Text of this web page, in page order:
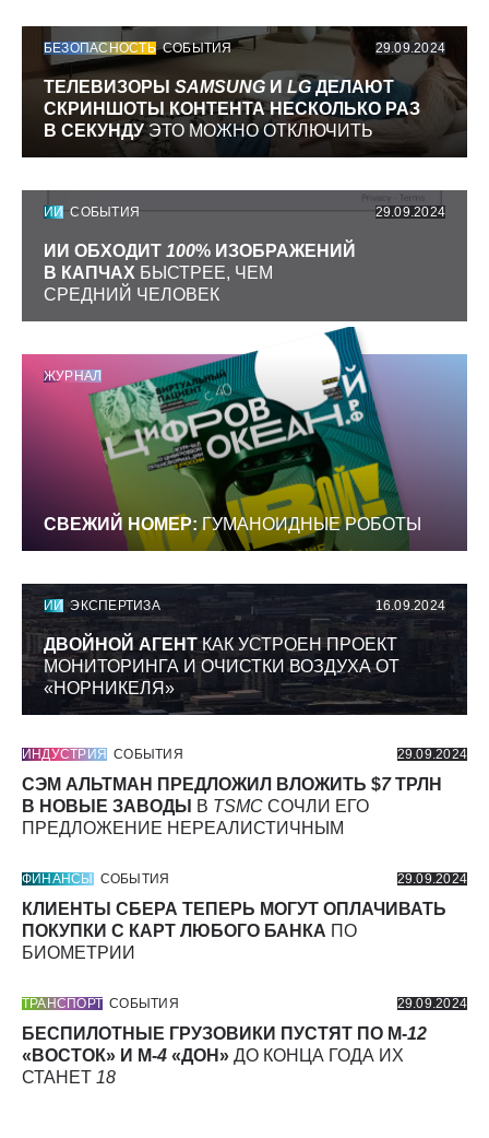
БЕЗОПАСНОСТЬ СОБЫТИЯ 29.09.2024
ТЕЛЕВИЗОРЫ SAMSUNG И LGДЕЛАЮТ
СКРИНШОТЫ КОНТЕНТА НЕСКОЛЬКО РАЗ
В СЕКУНДУЭТО МОЖНО ОТКЛЮЧИТЬ
ИИ СОБЫТИЯ 29.09.2024
ИИ ОБХОДИТ 100% ИЗОБРАЖЕНИЙ
В КАПЧАХ БЫСТРЕЕ, ЧЕМ
СРЕДНИЙ ЧЕЛОВЕК
ЖУРНАЛ
СВЕЖИЙ НОМЕР: ГУМАНОИДНЫЕ РОБОТЫ
ИИ ЭКСПЕРТИЗА 16.09.2024
ДВОЙНОЙ АГЕНТКАК УСТРОЕН ПРОЕКТ
МОНИТОРИНГА И ОЧИСТКИ ВОЗДУХА ОТ
«НОРНИКЕЛЯ»
ИНДУСТРИЯ СОБЫТИЯ 29.09.2024
СЭМ АЛЬТМАН ПРЕДЛОЖИЛ ВЛОЖИТЬ $7ТРЛН
В НОВЫЕ ЗАВОДЫ
В TSMC СОЧЛИ ЕГО
ПРЕДЛОЖЕНИЕ НЕРЕАЛИСТИЧНЫМ
ФИНАНСЫ СОБЫТИЯ 29.09.2024
КЛИЕНТЫ СБЕРА ТЕПЕРЬ МОГУТ ОПЛАЧИВАТЬ
ПОКУПКИ С КАРТ ЛЮБОГО БАНКА ПО
БИОМЕТРИИ
ТРАНСПОРТ СОБЫТИЯ 29.09.2024
БЕСПИЛОТНЫЕ ГРУЗОВИКИ ПУСТЯТ ПО М-12
«ВОСТОК» И М-4 «ДОН» ДО КОНЦА ГОДА ИХ
СТАНЕТ 18